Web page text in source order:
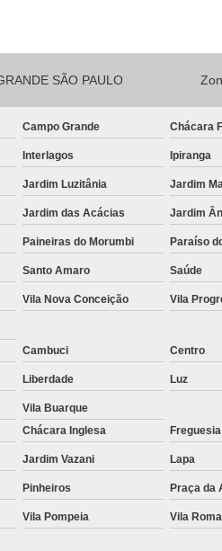
para Festa São João Climaco
Salgadinhos para Aniversário
de Aniversario Pq Bristol
Perto de Mim Vila Liviero
Festa São João Climaco
para Festas São Caetano
Festa Heliópolis
Kit Salgado
Salgado para Festa
Infantil
Salgado para Festa de
Salgado para Festa
Salgado para Festa para 30
SÃO PAULO
Campo Grande Chácara
Interlagos Ipiranga
Jardim Luzitânia Jardim
Jardim das Acácias Jardim
Paineiras do Morumbi Paraíso
Santo Amaro Saúde
Vila Nova Conceição Vila
Cambuci Centro
Liberdade Luz
Vila Buarque
Chácara Inglesa
Jardim Vazani Lapa
Pinheiros Praça da
Vila Pompeia Vila